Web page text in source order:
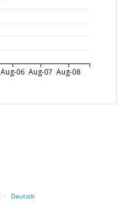
Aug-06 Aug-07 Aug-08
Deutsch